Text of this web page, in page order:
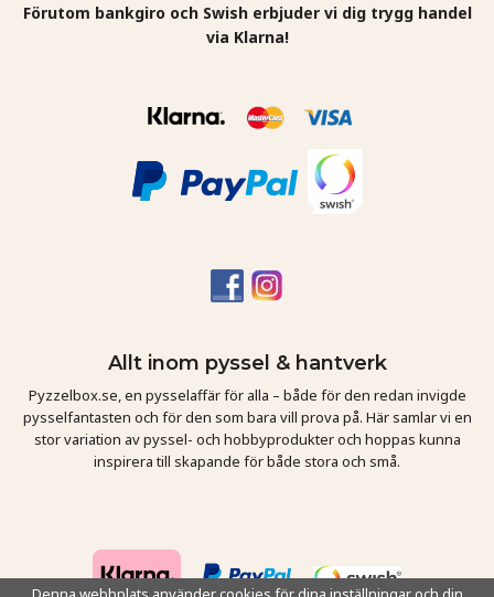
Förutom bankgiro och Swish erbjuder vi dig trygg handel
via Klarna!
Allt inom pyssel & hantverk
Pyzzelbox.se, en pysselaffär för alla – både för den redan invigde
pysselfantasten och för den som bara vill prova på. Här samlar vi en
stor variation av pyssel- och hobbyprodukter och hoppas kunna
inspirera till skapande för både stora och små.